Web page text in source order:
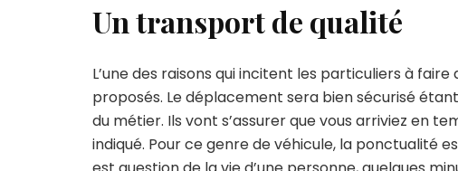
Un transport de qualité
L’une des raisons qui incitent les particuliers à
proposés. Le déplacement sera bien sécurisé
du métier. Ils vont s’assurer que vous arriviez en
indiqué. Pour ce genre de véhicule, la ponctualité